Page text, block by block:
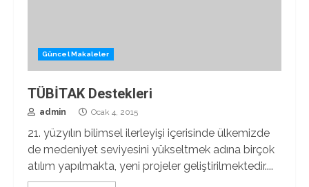
Güncel Makaleler
TÜBİTAK Destekleri
admin Ocak 4, 2015
21. yüzyılın bilimsel ilerleyişi içerisinde ülkemizde
de medeniyet seviyesini yükseltmek adına birçok
atılım yapılmakta, yeni projeler geliştirilmektedir....